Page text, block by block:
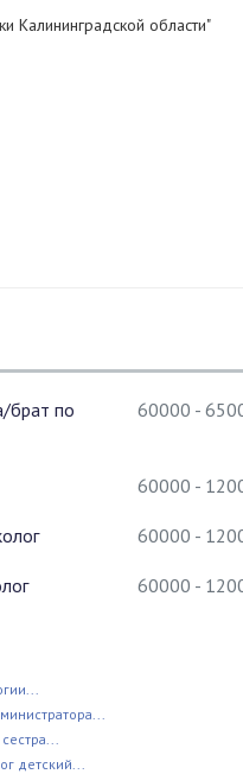
Калининградской области"
брат по
60000 -
60000 -
60000 -
60000 -
детский...